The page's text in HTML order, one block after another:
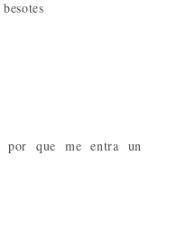
que me entra un